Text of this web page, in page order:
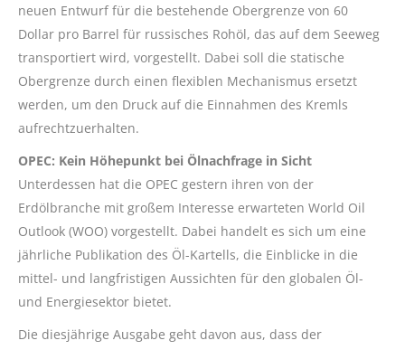
neuen Entwurf für die bestehende Obergrenze von 60
Dollar pro Barrel für russisches Rohöl, das auf dem Seeweg
transportiert wird, vorgestellt. Dabei soll die statische
Obergrenze durch einen flexiblen Mechanismus ersetzt
werden, um den Druck auf die Einnahmen des Kremls
aufrechtzuerhalten.
OPEC: Kein Höhepunkt bei Ölnachfrage in Sicht
Unterdessen hat die OPEC gestern ihren von der
Erdölbranche mit großem Interesse erwarteten World Oil
Outlook (WOO) vorgestellt. Dabei handelt es sich um eine
jährliche Publikation des Öl-Kartells, die Einblicke in die
mittel- und langfristigen Aussichten für den globalen Öl-
und Energiesektor bietet.
Die diesjährige Ausgabe geht davon aus, dass der